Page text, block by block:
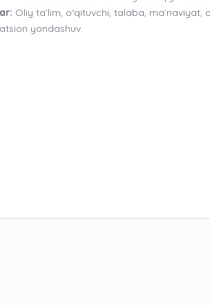
Oliy ta’lim, o‘qituvchi, talaba,
yondashuv.